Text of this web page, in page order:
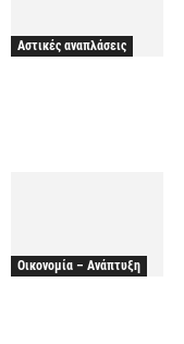
Αστικές αναπλάσεις
Οικονομία – Ανάπτυξη